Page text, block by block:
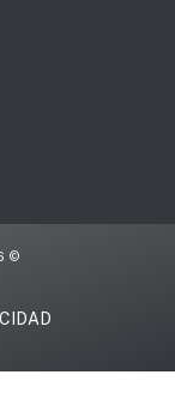
©